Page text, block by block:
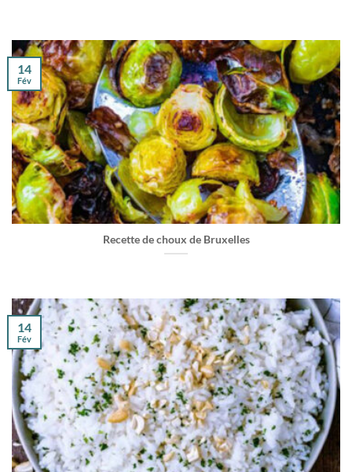
Recette de choux de Bruxelles
14
Fév
14
Fév